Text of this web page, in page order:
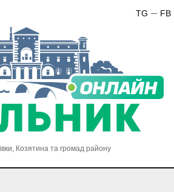
FB
TG
Козятина та громад району